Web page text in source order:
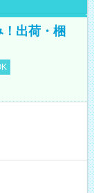
出荷・梱